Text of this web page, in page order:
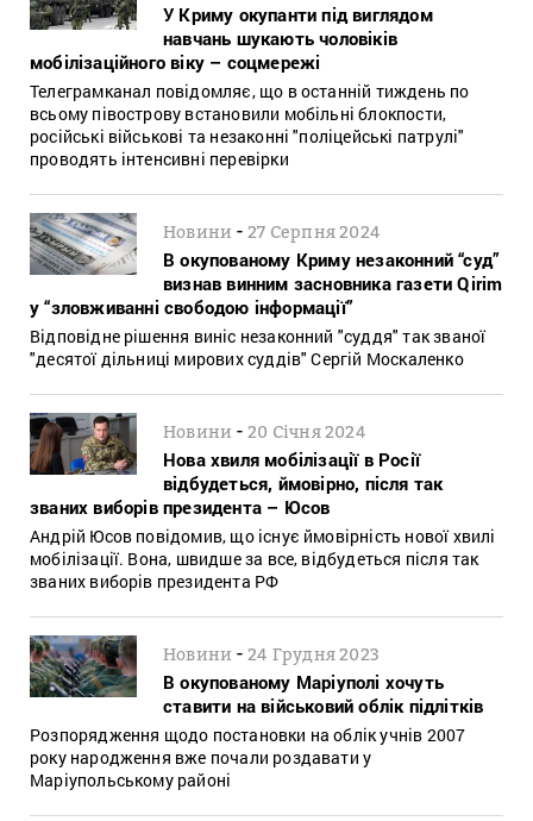
У Криму окупанти під виглядом
навчань шукають чоловіків
мобілізаційного віку – соцмережі
Телеграмканал повідомляє, що в останній тиждень по
всьому півострову встановили мобільні блокпости,
російські військові та незаконні "поліцейські патрулі"
проводять інтенсивні перевірки
Новини -27 Серпня 2024
В окупованому Криму незаконний “суд”
визнав винним засновника газети Qirim
у “зловживанні свободою інформації”
Відповідне рішення виніс незаконний "суддя" так званої
"десятої дільниці мирових суддів" Сергій Москаленко
Новини -20 Січня 2024
Нова хвиля мобілізації в Росії
відбудеться, ймовірно, після так
званих виборів президента – Юсов
Андрій Юсов повідомив, що існує ймовірність нової хвилі
мобілізації. Вона, швидше за все, відбудеться після так
званих виборів президента РФ
Новини -24 Грудня 2023
В окупованому Маріуполі хочуть
ставити на військовий облік підлітків
Розпорядження щодо постановки на облік учнів 2007
року народження вже почали роздавати у
Маріупольському районі